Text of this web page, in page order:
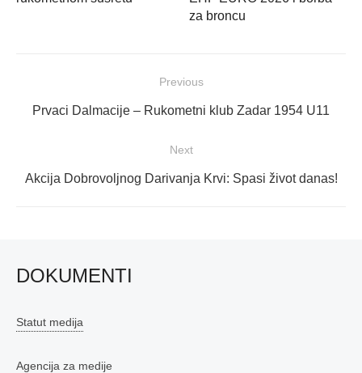
za broncu
objava
Previous
Previous
Prvaci Dalmacije – Rukometni klub Zadar 1954 U11
Next
Next
Akcija Dobrovoljnog Darivanja Krvi: Spasi život danas!
DOKUMENTI
Statut medija
Agencija za medije